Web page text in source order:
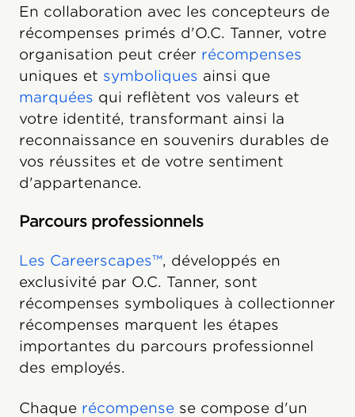
En collaboration avec les concepteurs de
récompenses primés d'O.C. Tanner, votre
organisation peut créer récompenses
uniques et symboliques ainsi que
marquées qui reflètent vos valeurs et
votre identité, transformant ainsi la
reconnaissance en souvenirs durables de
vos réussites et de votre sentiment
d'appartenance.
Parcours professionnels
Les Careerscapes™, développés en
exclusivité par O.C. Tanner, sont
récompenses symboliques à collectionner
récompenses marquent les étapes
importantes du parcours professionnel
des employés.
Chaque récompense se compose d'un